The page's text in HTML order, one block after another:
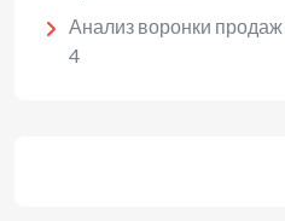
Анализ воронки
4